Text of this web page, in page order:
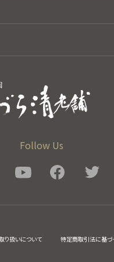
Follow Us
り扱いについて
特定商取引法に基づ